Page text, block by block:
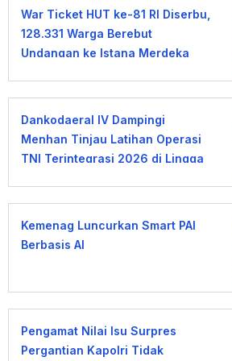
War Ticket HUT ke-81 RI Diserbu,
128.331 Warga Berebut
Undangan ke Istana Merdeka
Dankodaeral IV Dampingi
Menhan Tinjau Latihan Operasi
TNI Terintegrasi 2026 di Lingga
Kemenag Luncurkan Smart PAI
Berbasis AI
Pengamat Nilai Isu Surpres
Pergantian Kapolri Tidak